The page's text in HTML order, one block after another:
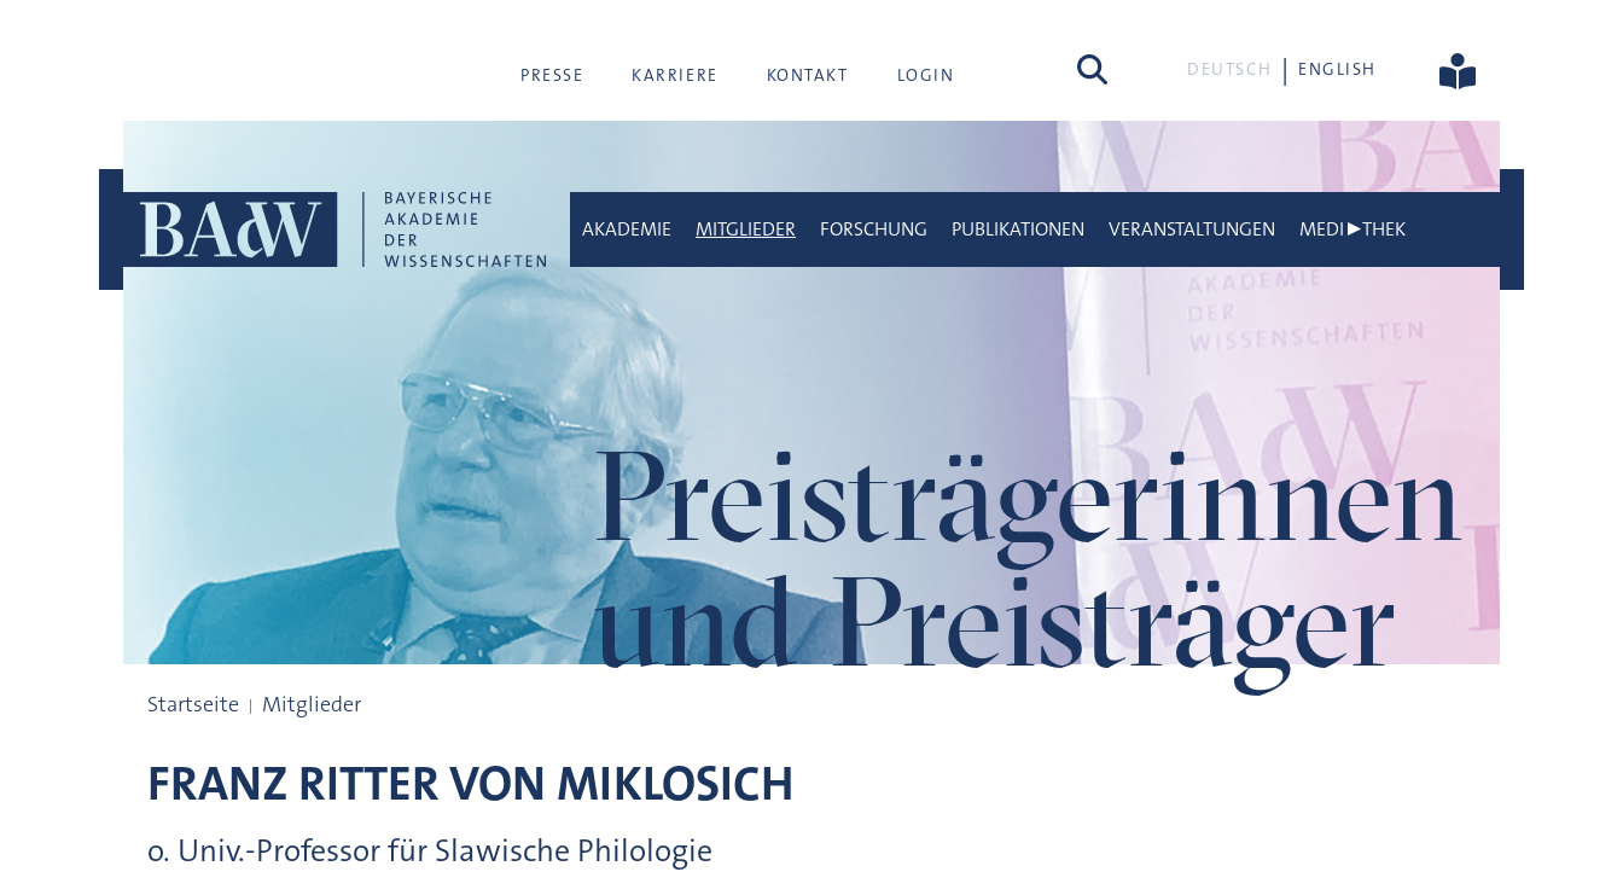
PRESSE KARRIERE KONTAKT LOGIN Suche DEUTSCH ENGLISH
Preisträgerinnen
und Preisträger
AKADEMIE MITGLIEDER FORSCHUNG PUBLIKATIONEN VERANSTALTUNGEN MEDI▶THEK
Startseite Mitglieder
FRANZ RITTER VON MIKLOSICH
o. Univ.-Professor für Slawische Philologie